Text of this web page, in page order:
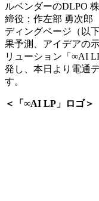
ルベンダーのDLPO
締役：作左部 勇次
ディングページ（以
果予測、アイデアの
リューション「∞AI
発し、本日より電通
す。
＜「∞AI LP」ロゴ＞